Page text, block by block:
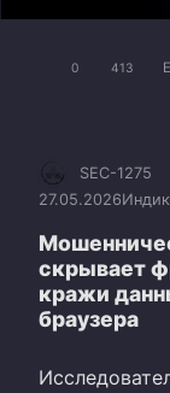
0 413
SEC-1275
27.05.2026
скрывает
кражи
браузера